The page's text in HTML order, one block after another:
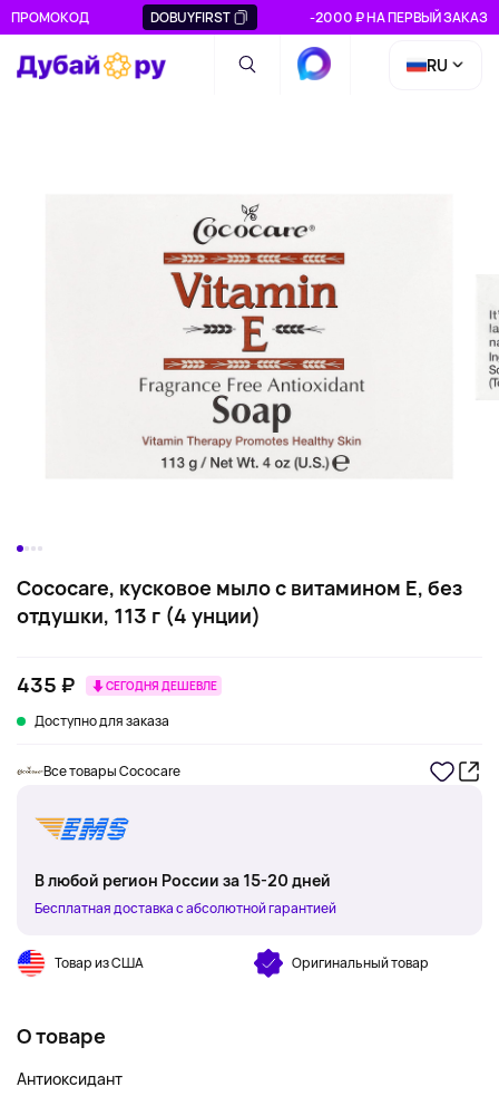
ПРОМОКОД DOBUYFIRST -2000 ₽ НА ПЕРВЫЙ ЗАКАЗ
RU
Cococare, кусковое мыло с витамином Е, без
отдушки, 113 г (4 унции)
435 ₽ СЕГОДНЯ ДЕШЕВЛЕ
Доступно для заказа
Все товары Cococare
В любой регион России за 15-20 дней
Бесплатная доставка с абсолютной гарантией
Товар из США Оригинальный товар
О товаре
Антиоксидант